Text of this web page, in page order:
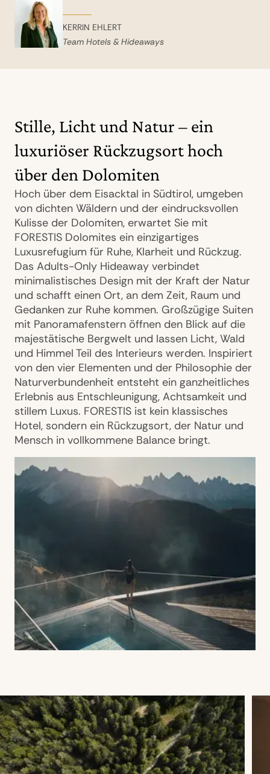
KERRIN EHLERT
Team Hotels & Hideaways
Stille, Licht und Natur – ein
luxuriöser Rückzugsort hoch
über den Dolomiten
Hoch über dem Eisacktal in Südtirol, umgeben
von dichten Wäldern und der eindrucksvollen
Kulisse der Dolomiten, erwartet Sie mit
FORESTIS Dolomites ein einzigartiges
Luxusrefugium für Ruhe, Klarheit und Rückzug.
Das Adults-Only Hideaway verbindet
minimalistisches Design mit der Kraft der Natur
und schafft einen Ort, an dem Zeit, Raum und
Gedanken zur Ruhe kommen. Großzügige Suiten
mit Panoramafenstern öffnen den Blick auf die
majestätische Bergwelt und lassen Licht, Wald
und Himmel Teil des Interieurs werden. Inspiriert
von den vier Elementen und der Philosophie der
Naturverbundenheit entsteht ein ganzheitliches
Erlebnis aus Entschleunigung, Achtsamkeit und
stillem Luxus. FORESTIS ist kein klassisches
Hotel, sondern ein Rückzugsort, der Natur und
Mensch in vollkommene Balance bringt.